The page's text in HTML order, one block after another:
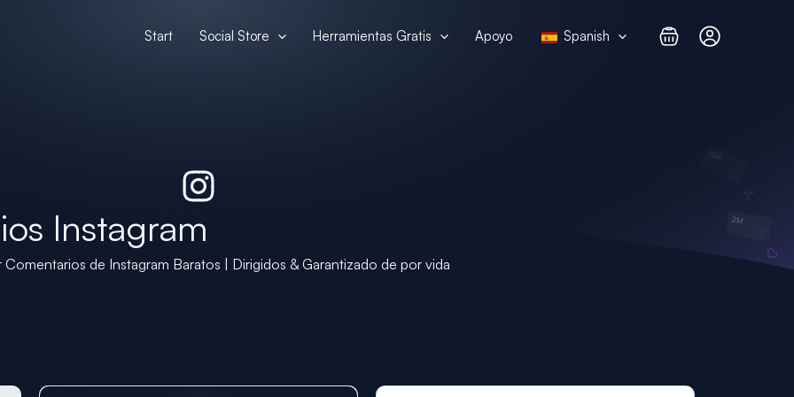
Start Social Store Herramientas Gratis Apoyo Spanish
Instagram
Comentarios de Instagram Baratos | Dirigidos & Garantizado de por vida